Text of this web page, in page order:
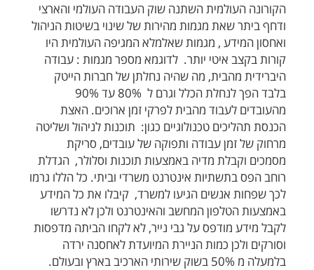
הקורונה העולמית השתנה שוק העבודה העולמי והארצי
ודחף ביתר שאת מגמות מהירות של שינוי בשיטות הניהול
ואחסון המידע , מגמות שאלמלא המגיפה העולמית היו
קורות בקצב איטי יותר. לדוגמא מספר מגמות : עבודה
היברידית מהבית, מה שהיה נחלתן של חברות הייטק
בלבד הפך לנחלת הכלל וגרם ל 80% עד 90%
מהעובדים לעבוד מהבית לפרקי זמן ארוכים. האצת
הכנסת תהליכים טכנולוגיים כגון: תוכנות לניהול ושליטה
מרחוק של זמן עבודה ותפוקה של עובדים, סריקת
מסמכים וקבלת מדיה באמצעות תוכנות וסלולר, הגדלת
רוחב הפס בתשתיות אינטרנט משרדי וביתי. כל הללו גרמו
לכך שפחות אנשים הגיעו למשרד, קיבלו את כל המידע
באמצעות הטלפון המחשב והאינטרנט ולכן לא נדרשו
לקבל מידע מודפס על גבי נייר, לא לקחו הביתה מדפסות
וסורקים ולכן כמות הניירת המיועדת לאחסנה ירדה
בלמעלה מ 50% בשוק שירותי הארכיב בארץ ובעולם.